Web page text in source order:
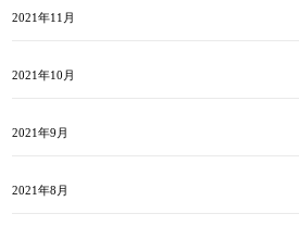
2021年11月
2021年10月
2021年9月
2021年8月